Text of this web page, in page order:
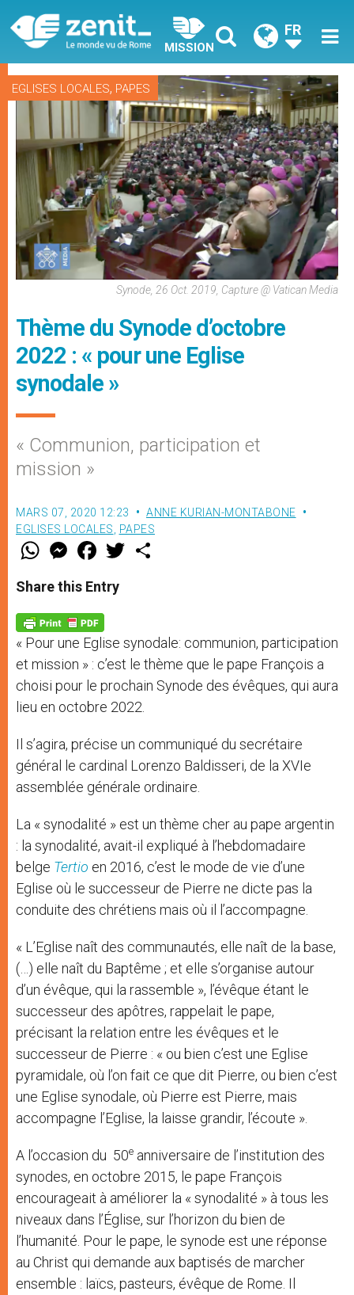
MISSION
FR
EGLISES LOCALES, PAPES
Synode, 26 Oct. 2019, Capture @ Vatican Media
Thème du Synode d’octobre
2022 : « pour une Eglise
synodale »
« Communion, participation et
mission »
MARS 07, 2020 12:23
ANNE KURIAN-MONTABONE
EGLISES LOCALES
PAPES
W
t
s
p
p
M
e
s
e
g
e
r
F
a
e
b
o
k
w
Share this Entry
« Pour une Eglise synodale: communion, participation
et mission » : c’est le thème que le pape François a
choisi pour le prochain Synode des évêques, qui aura
lieu en octobre 2022.
Il s’agira, précise un communiqué du secrétaire
général le cardinal Lorenzo Baldisseri, de la XVIe
assemblée générale ordinaire.
La « synodalité » est un thème cher au pape argentin
: la synodalité, avait-il expliqué à l’hebdomadaire
belge Tertio en 2016, c’est le mode de vie d’une
Eglise où le successeur de Pierre ne dicte pas la
conduite des chrétiens mais où il l’accompagne.
« L’Eglise naît des communautés, elle naît de la base,
(…) elle naît du Baptême ; et elle s’organise autour
d’un évêque, qui la rassemble », l’évêque étant le
successeur des apôtres, rappelait le pape,
précisant la relation entre les évêques et le
successeur de Pierre : « ou bien c’est une Eglise
pyramidale, où l’on fait ce que dit Pierre, ou bien c’est
une Eglise synodale, où Pierre est Pierre, mais
accompagne l’Eglise, la laisse grandir, l’écoute ».
A l’occasion du 50e anniversaire de l’institution des
synodes, en octobre 2015, le pape François
encourageait à améliorer la « synodalité » à tous les
niveaux dans l’Église, sur l’horizon du bien de
l’humanité. Pour le pape, le synode est une réponse
au Christ qui demande aux baptisés de marcher
ensemble : laïcs, pasteurs, évêque de Rome. Il